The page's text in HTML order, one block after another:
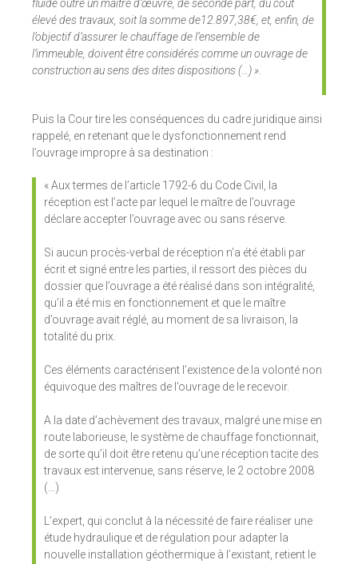
fluide outre un maître d’œuvre, de seconde part, du coût
élevé des travaux, soit la somme de12.897,38€, et, enfin, de
l’objectif d’assurer le chauffage de l’ensemble de
l’immeuble, doivent être considérés comme un ouvrage de
construction au sens des dites dispositions (…) ».
Puis la Cour tire les conséquences du cadre juridique ainsi
rappelé, en retenant que le dysfonctionnement rend
l’ouvrage impropre à sa destination :
« Aux termes de l’article 1792-6 du Code Civil, la
réception est l’acte par lequel le maître de l’ouvrage
déclare accepter l’ouvrage avec ou sans réserve.
Si aucun procès-verbal de réception n’a été établi par
écrit et signé entre les parties, il ressort des pièces du
dossier que l’ouvrage a été réalisé dans son intégralité,
qu’il a été mis en fonctionnement et que le maître
d’ouvrage avait réglé, au moment de sa livraison, la
totalité du prix.
Ces éléments caractérisent l’existence de la volonté non
équivoque des maîtres de l’ouvrage de le recevoir.
A la date d’achèvement des travaux, malgré une mise en
route laborieuse, le système de chauffage fonctionnait,
de sorte qu’il doit être retenu qu’une réception tacite des
travaux est intervenue, sans réserve, le 2 octobre 2008
(…)
L’expert, qui conclut à la nécessité de faire réaliser une
étude hydraulique et de régulation pour adapter la
nouvelle installation géothermique à l’existant, retient le